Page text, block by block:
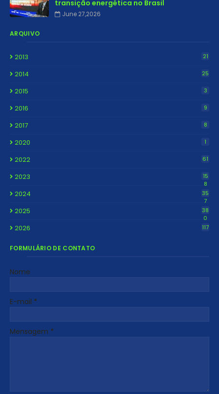
transição energética no Brasil
June 27,2026
ARQUIVO
2013 21
2014 25
2015 3
2016 9
2017 8
2020 1
2022 61
2023
15
8
2024
35
7
2025
38
0
2026 117
FORMULÁRIO DE CONTATO
Nome
E-mail *
Mensagem *